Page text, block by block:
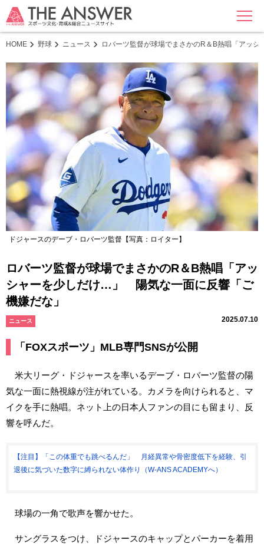
MENU
HOME 野球 ニュース ロバーツ監督が球場でまさかのR＆B熱唱「アッ
ドジャースのデーブ・ロバーツ監督【写真：ロイター】
ロバーツ監督が球場でまさかのR＆B熱唱「アッ
シャーを少しだけ…」 陽気な一面に反響「ご
機嫌だな」
ニュース 2025.07.10
「FOXスポーツ」MLB専門SNSが公開
米大リーグ・ドジャースを率いるデーブ・ロバーツ監督の陽
気な一面に熱視線が注がれている。カメラを向けられると、マ
イクを手に熱唱。ネット上の日本人ファンの目にも留まり、反
響を呼んだ。
【注目】「この体重でも跳べるんだ」 月経異常や骨密度低下を経験、引
退後に気づいた数字に縛られない体作り（W-ANS ACADEMYへ）
球場の一角で歌声を響かせた。
サングラスをつけ、ドジャースのキャップとパーカーを着用